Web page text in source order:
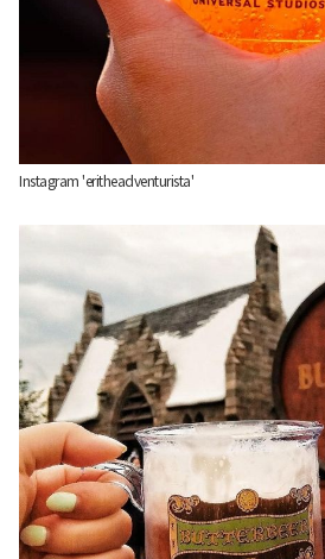
Instagram 'eritheadventurista'